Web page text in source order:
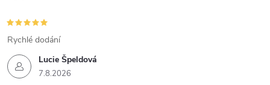
Lucie Špeldová
7.8.2026
Rychlé dodání